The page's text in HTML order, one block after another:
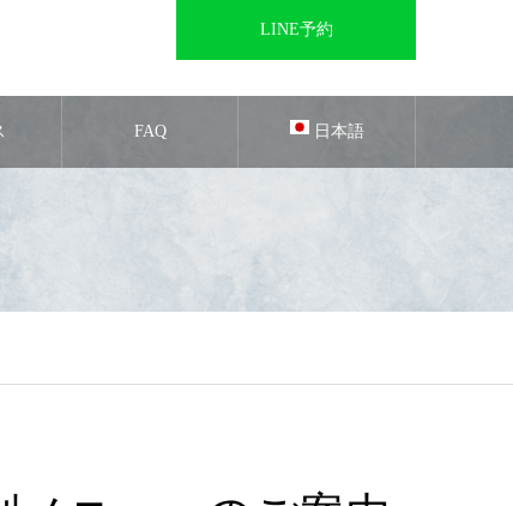
LINE予約
FAQ 日本語